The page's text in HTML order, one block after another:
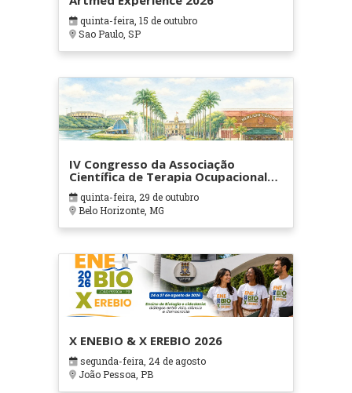
quinta-feira, 15 de outubro
Sao Paulo, SP
IV Congresso da Associação
Científica de Terapia Ocupacional
em Contextos Hospitalares e
Cuidados Paliativos - ATOHOSP
quinta-feira, 29 de outubro
Belo Horizonte, MG
X ENEBIO & X EREBIO 2026
segunda-feira, 24 de agosto
João Pessoa, PB